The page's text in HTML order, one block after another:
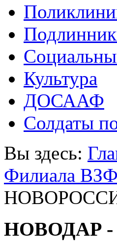
Культура
ДОСААФ
Солдаты
Вы здесь:
Филиала
НОВОДАР -